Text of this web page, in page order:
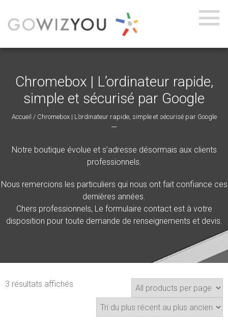
Chromebox | L’ordinateur rapide,
simple et sécurisé par Google
Accueil / Chromebox | L’ordinateur rapide, simple et sécurisé par Google
—
Notre boutique évolue et s’adresse désormais aux clients
professionnels.
Nous remercions les particuliers qui nous ont fait confiance ces
dernières années.
Chers professionnels, Le formulaire contact est à votre
disposition pour toute demande de renseignements et devis.
3 résultats affichés